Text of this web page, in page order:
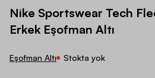
Nike Sportswear Tech
Erkek Eşofman Altı
Eşofman Altı Stokta yok